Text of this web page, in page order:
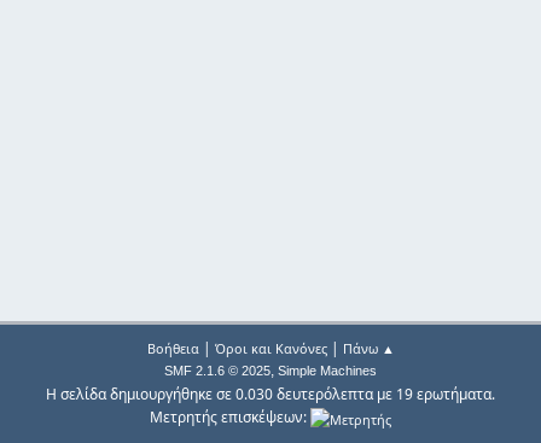
Βοήθεια| Όροι και Κανόνες| Πάνω ▲
SMF 2.1.6 © 2025, Simple Machines
Η σελίδα δημιουργήθηκε σε 0.030 δευτερόλεπτα με 19 ερωτήματα.
Μετρητής επισκέψεων: